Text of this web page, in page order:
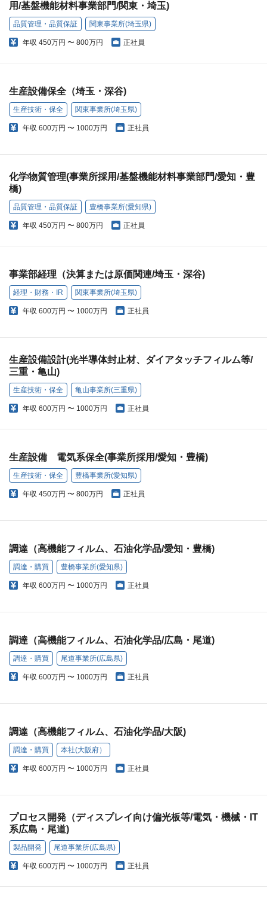
用/基盤機能材料事業部門/関東・埼玉)
品質管理・品質保証 関東事業所(埼玉県)
年収 450万円 〜 800万円 正社員
生産設備保全（埼玉・深谷)
生産技術・保全 関東事業所(埼玉県)
年収 600万円 〜 1000万円 正社員
化学物質管理(事業所採用/基盤機能材料事業部門/愛知・豊
橋)
品質管理・品質保証 豊橋事業所(愛知県)
年収 450万円 〜 800万円 正社員
事業部経理（決算または原価関連/埼玉・深谷)
経理・財務・IR 関東事業所(埼玉県)
年収 600万円 〜 1000万円 正社員
生産設備設計(光半導体封止材、ダイアタッチフィルム等/
三重・亀山)
生産技術・保全 亀山事業所(三重県)
年収 600万円 〜 1000万円 正社員
生産設備 電気系保全(事業所採用/愛知・豊橋)
生産技術・保全 豊橋事業所(愛知県)
年収 450万円 〜 800万円 正社員
調達（高機能フィルム、石油化学品/愛知・豊橋)
調達・購買 豊橋事業所(愛知県)
年収 600万円 〜 1000万円 正社員
調達（高機能フィルム、石油化学品/広島・尾道)
調達・購買 尾道事業所(広島県)
年収 600万円 〜 1000万円 正社員
調達（高機能フィルム、石油化学品/大阪)
調達・購買 本社(大阪府）
年収 600万円 〜 1000万円 正社員
プロセス開発（ディスプレイ向け偏光板等/電気・機械・IT
系広島・尾道)
製品開発 尾道事業所(広島県)
年収 600万円 〜 1000万円 正社員